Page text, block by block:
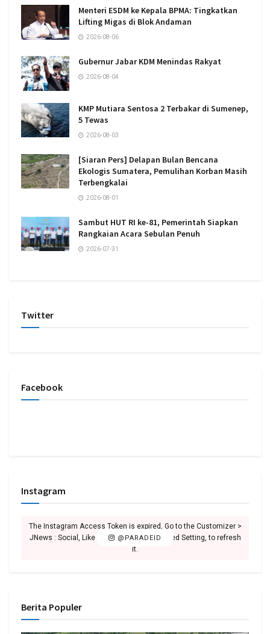
Menteri ESDM ke Kepala BPMA: Tingkatkan
Lifting Migas di Blok Andaman
2026-08-06
Gubernur Jabar KDM Menindas Rakyat
2026-08-04
KMP Mutiara Sentosa 2 Terbakar di Sumenep,
5 Tewas
2026-08-03
[Siaran Pers] Delapan Bulan Bencana
Ekologis Sumatera, Pemulihan Korban Masih
Terbengkalai
2026-08-01
Sambut HUT RI ke-81, Pemerintah Siapkan
Rangkaian Acara Sebulan Penuh
2026-07-31
Twitter
Facebook
Instagram
@PARADEID
The Instagram Access Token is expired, Go to the Customizer >
JNews : Social, Like & View > Instagram Feed Setting, to refresh
it.
Berita Populer